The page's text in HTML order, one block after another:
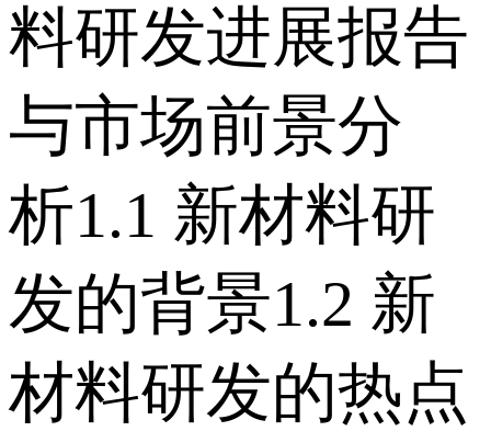
料研发进展报告
与市场前景分
析 1.1 新材料研
发的背景 1.2 新
材料研发的热点